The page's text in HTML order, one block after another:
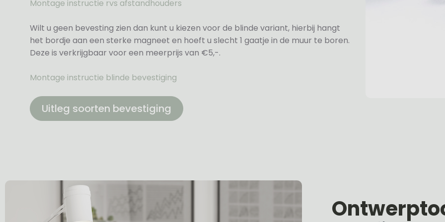
Montage instructie rvs afstandhouders
Wilt u geen bevesting zien dan kunt u kiezen voor de blinde variant, hierbij hangt
het bordje aan een sterke magneet en hoeft u slecht 1 gaatje in de muur te boren.
Deze is verkrijgbaar voor een meerprijs van €5,-.
Montage instructie blinde bevestiging
Uitleg soorten bevestiging